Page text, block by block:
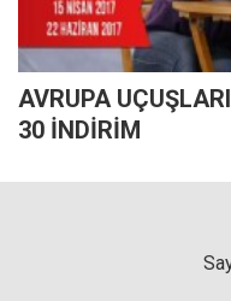
AVRUPA
30 İNDİRİM